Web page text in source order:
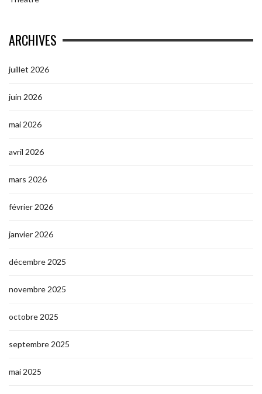
ARCHIVES
juillet 2026
juin 2026
mai 2026
avril 2026
mars 2026
février 2026
janvier 2026
décembre 2025
novembre 2025
octobre 2025
septembre 2025
mai 2025